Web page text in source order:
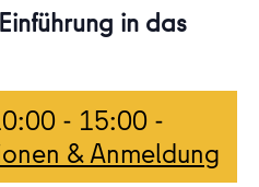
in das
- 15:00 -
& Anmeldung